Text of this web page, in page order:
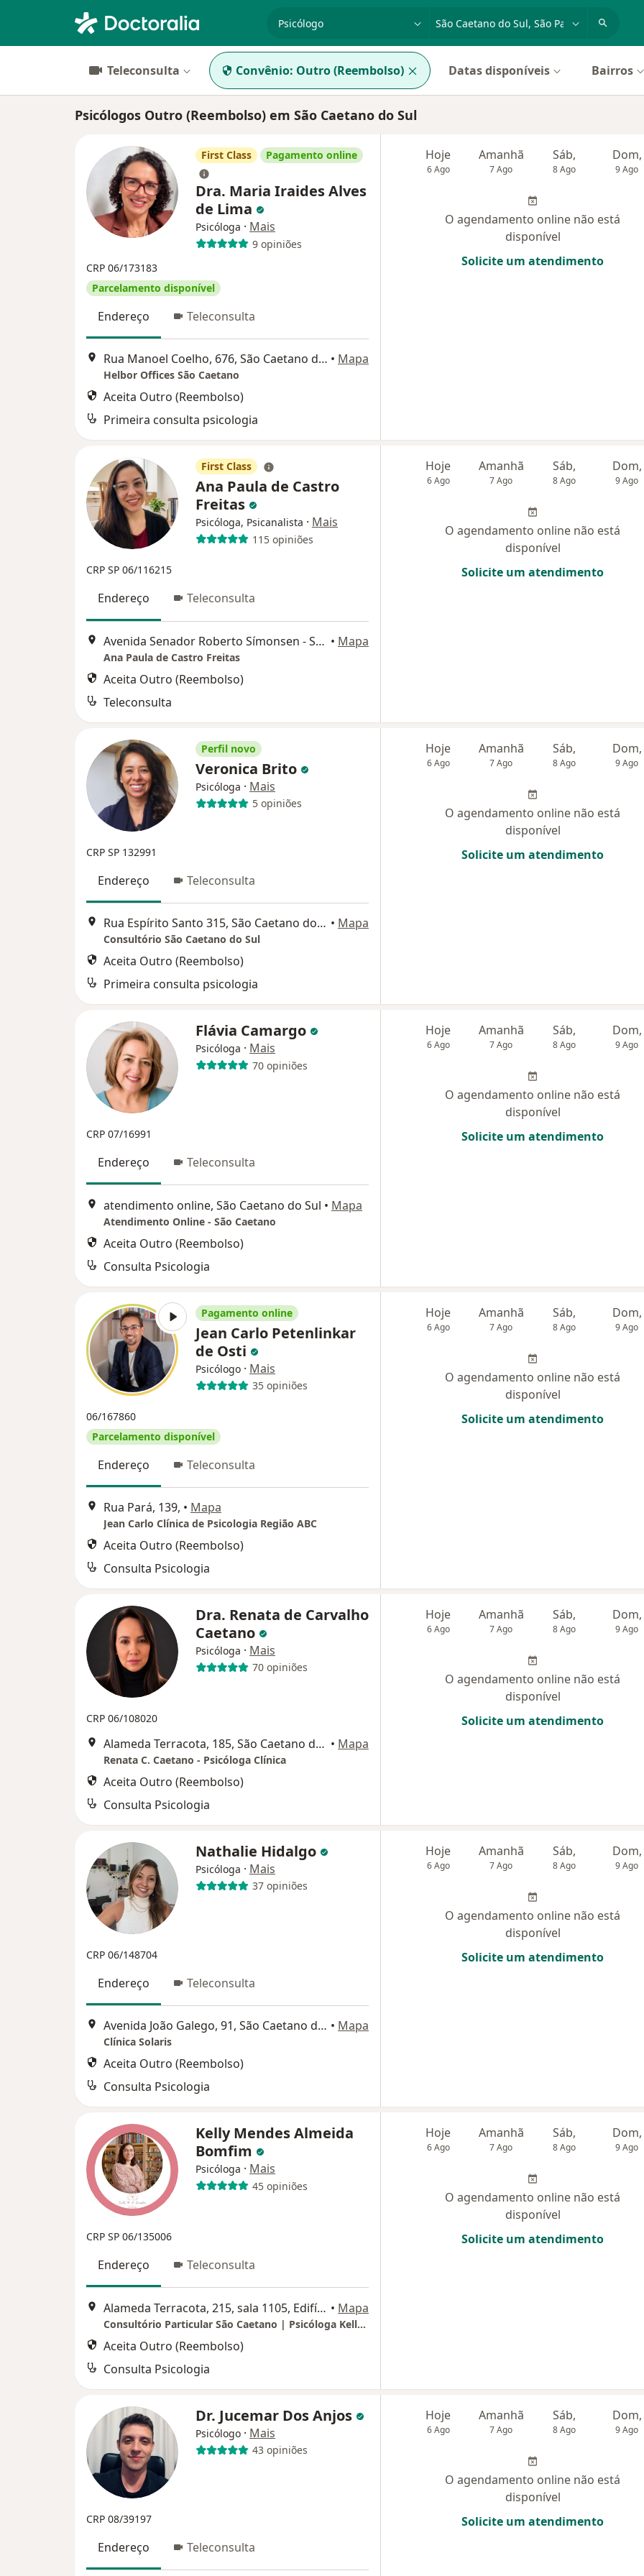
especialidade, doença ou nome
Teleconsulta Convênio: Outro (Reembolso) Datas disponíveis Bairros
Psicólogos Outro (Reembolso) em São Caetano do Sul
First Class Pagamento online
Dra. Maria Iraides Alves
de Lima
Psicóloga · Mais
9 opiniões
CRP 06/173183
Parcelamento disponível
Endereço Teleconsulta
Rua Manoel Coelho, 676, São Caetano do Sul • Mapa
Helbor Offices São Caetano
Aceita Outro (Reembolso)
Primeira consulta psicologia
Hoje
6 Ago
Amanhã
7 Ago
Sáb,
8 Ago
Dom,
9 Ago
O agendamento online não está
disponível
Solicite um atendimento
First Class
Ana Paula de Castro
Freitas
Psicóloga, Psicanalista · Mais
115 opiniões
CRP SP 06/116215
Endereço Teleconsulta
Avenida Senador Roberto Símonsen - Santo Antônio, nº 743. Sala 85. 8º andar., São Caetano do Sul • Mapa
Ana Paula de Castro Freitas
Aceita Outro (Reembolso)
Teleconsulta
Hoje
6 Ago
Amanhã
7 Ago
Sáb,
8 Ago
Dom,
9 Ago
O agendamento online não está
disponível
Solicite um atendimento
Perfil novo
Veronica Brito
Psicóloga · Mais
5 opiniões
CRP SP 132991
Endereço Teleconsulta
Rua Espírito Santo 315, São Caetano do Sul • Mapa
Consultório São Caetano do Sul
Aceita Outro (Reembolso)
Primeira consulta psicologia
Hoje
6 Ago
Amanhã
7 Ago
Sáb,
8 Ago
Dom,
9 Ago
O agendamento online não está
disponível
Solicite um atendimento
Flávia Camargo
Psicóloga · Mais
70 opiniões
CRP 07/16991
Endereço Teleconsulta
atendimento online, São Caetano do Sul • Mapa
Atendimento Online - São Caetano
Aceita Outro (Reembolso)
Consulta Psicologia
Hoje
6 Ago
Amanhã
7 Ago
Sáb,
8 Ago
Dom,
9 Ago
O agendamento online não está
disponível
Solicite um atendimento
Pagamento online
Jean Carlo Petenlinkar
de Osti
Psicólogo · Mais
35 opiniões
06/167860
Parcelamento disponível
Endereço Teleconsulta
Rua Pará, 139, • Mapa
Jean Carlo Clínica de Psicologia Região ABC
Aceita Outro (Reembolso)
Consulta Psicologia
Hoje
6 Ago
Amanhã
7 Ago
Sáb,
8 Ago
Dom,
9 Ago
O agendamento online não está
disponível
Solicite um atendimento
Dra. Renata de Carvalho
Caetano
Psicóloga · Mais
70 opiniões
CRP 06/108020
Alameda Terracota, 185, São Caetano do Sul • Mapa
Renata C. Caetano - Psicóloga Clínica
Aceita Outro (Reembolso)
Consulta Psicologia
Hoje
6 Ago
Amanhã
7 Ago
Sáb,
8 Ago
Dom,
9 Ago
O agendamento online não está
disponível
Solicite um atendimento
Nathalie Hidalgo
Psicóloga · Mais
37 opiniões
CRP 06/148704
Endereço Teleconsulta
Avenida João Galego, 91, São Caetano do Sul • Mapa
Clínica Solaris
Aceita Outro (Reembolso)
Consulta Psicologia
Hoje
6 Ago
Amanhã
7 Ago
Sáb,
8 Ago
Dom,
9 Ago
O agendamento online não está
disponível
Solicite um atendimento
Kelly Mendes Almeida
Bomfim
Psicóloga · Mais
45 opiniões
CRP SP 06/135006
Endereço Teleconsulta
Alameda Terracota, 215, sala 1105, Edifício Networking Business Tower - Torre Union, São Caetano do Sul • Mapa
Consultório Particular São Caetano | Psicóloga Kelly Mendes Almeida Bomfim
Aceita Outro (Reembolso)
Consulta Psicologia
Hoje
6 Ago
Amanhã
7 Ago
Sáb,
8 Ago
Dom,
9 Ago
O agendamento online não está
disponível
Solicite um atendimento
Dr. Jucemar Dos Anjos
Psicólogo · Mais
43 opiniões
CRP 08/39197
Endereço Teleconsulta
Hoje
6 Ago
Amanhã
7 Ago
Sáb,
8 Ago
Dom,
9 Ago
O agendamento online não está
disponível
Solicite um atendimento